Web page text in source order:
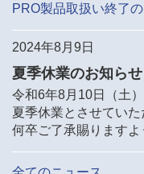
PRO製品取扱い終了の
2024年8月9日
夏季休業のお知らせ
令和6年8月10日（土
夏季休業とさせていた
何卒ご了承賜りますよ